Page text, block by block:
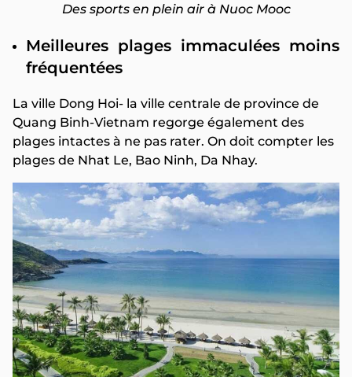
Des sports en plein air à Nuoc Mooc
Meilleures plages immaculées moins
fréquentées
La ville Dong Hoi- la ville centrale de province de
Quang Binh-Vietnam regorge également des
plages intactes à ne pas rater. On doit compter les
plages de Nhat Le, Bao Ninh, Da Nhay.